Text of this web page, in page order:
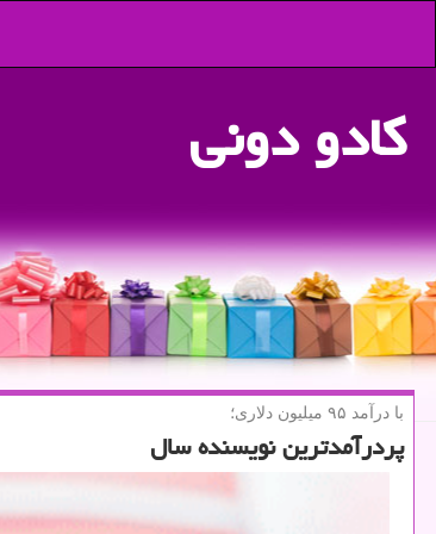
كادو دونی
با درآمد ۹۵ میلیون دلاری؛
پردرآمدترین نویسنده سال